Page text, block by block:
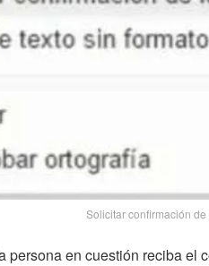
Solicitar confirmación
persona en cuestión reciba el